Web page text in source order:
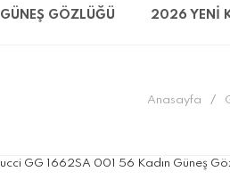
GÜNEŞ GÖZLÜĞÜ 2026 YENİ
Anasayfa